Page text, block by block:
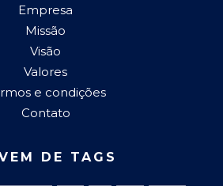
Empresa
Missão
Visão
Valores
e condições
Contato
DE TAGS